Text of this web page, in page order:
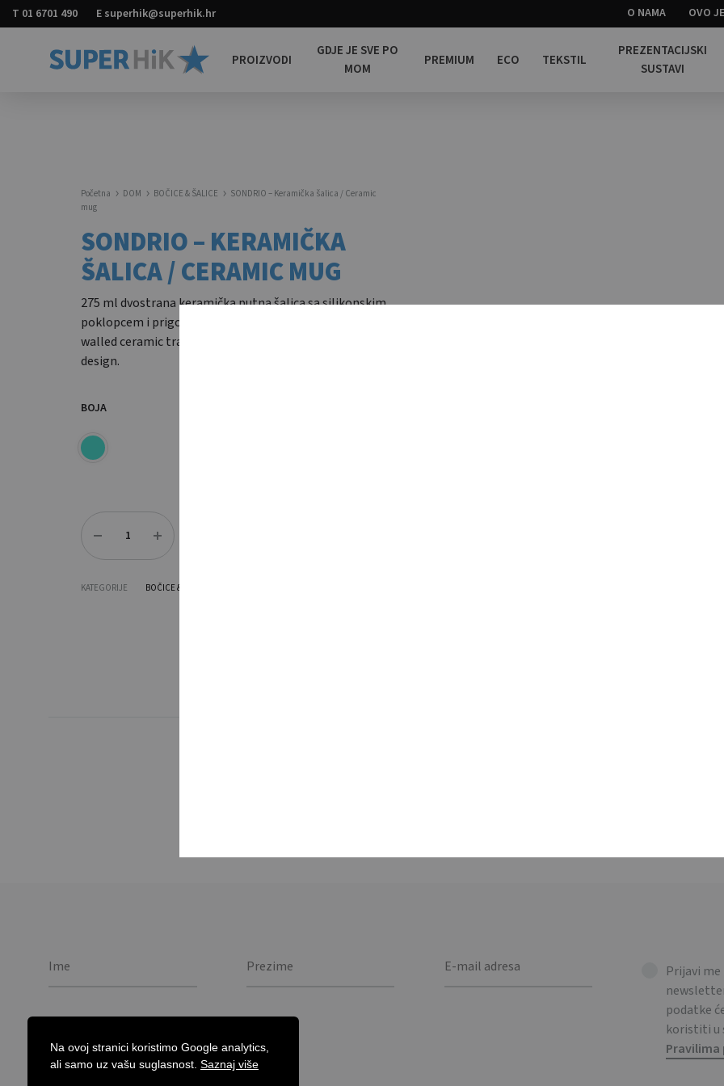
Na ovoj stranici koristimo Google analytics,
ali samo uz vašu suglasnost. Saznaj više
T 01 6701 490 E superhik@superhik.hr O NAMA OVO
PROIZVODI
GDJE JE SVE PO
MOM
PREMIUM ECO TEKSTIL
PREZENTACIJSKI
SUSTAVI
Početna DOM BOČICE & ŠALICE
SONDRIO – Keramička šalica / Ceramic
mug
SONDRIO – KERAMIČKA
ŠALICA / CERAMIC MUG
275 ml dvostrana keramička putna šalica sa silikonskim
poklopcem i prigodnim dizajnom. / 275 ml double
walled ceramic travel cup with silicone lid and reindeer
design.
BOJA
Količina
KATEGORIJE BOČICE & ŠALICE
Prijavi me
podatke
koristiti u